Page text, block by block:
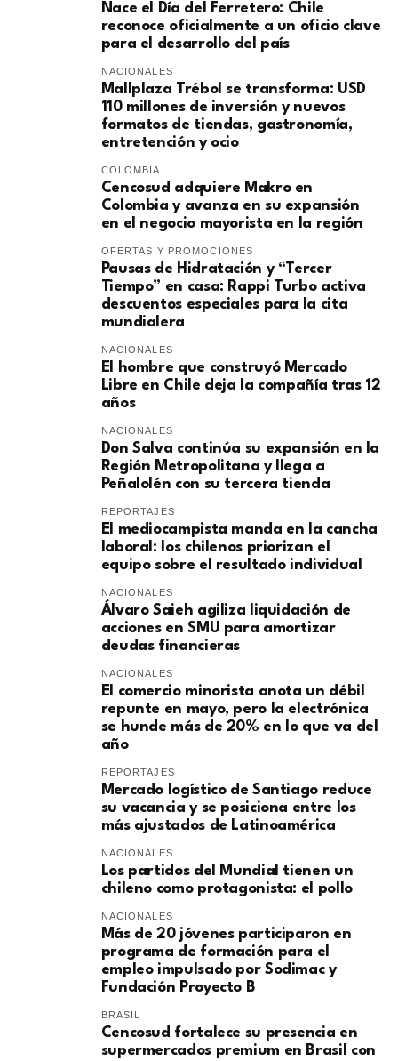
Nace el Día del Ferretero: Chile
reconoce oficialmente a un oficio clave
para el desarrollo del país
NACIONALES
Mallplaza Trébol se transforma: USD
110 millones de inversión y nuevos
formatos de tiendas, gastronomía,
entretención y ocio
COLOMBIA
Cencosud adquiere Makro en
Colombia y avanza en su expansión
en el negocio mayorista en la región
OFERTAS Y PROMOCIONES
Pausas de Hidratación y “Tercer
Tiempo” en casa: Rappi Turbo activa
descuentos especiales para la cita
mundialera
NACIONALES
El hombre que construyó Mercado
Libre en Chile deja la compañía tras 12
años
NACIONALES
Don Salva continúa su expansión en la
Región Metropolitana y llega a
Peñalolén con su tercera tienda
REPORTAJES
El mediocampista manda en la cancha
laboral: los chilenos priorizan el
equipo sobre el resultado individual
NACIONALES
​Álvaro Saieh agiliza liquidación de
acciones en SMU para amortizar
deudas financieras
NACIONALES
El comercio minorista anota un débil
repunte en mayo, pero la electrónica
se hunde más de 20% en lo que va del
año
REPORTAJES
Mercado logístico de Santiago reduce
su vacancia y se posiciona entre los
más ajustados de Latinoamérica
NACIONALES
Los partidos del Mundial tienen un
chileno como protagonista: el pollo
NACIONALES
Más de 20 jóvenes participaron en
programa de formación para el
empleo impulsado por Sodimac y
Fundación Proyecto B
BRASIL
Cencosud fortalece su presencia en
supermercados premium en Brasil con